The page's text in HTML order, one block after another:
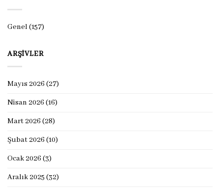
Genel(157)
ARŞIVLER
Mayıs 2026 (27)
Nisan 2026 (16)
Mart 2026 (28)
Şubat 2026 (10)
Ocak 2026 (3)
Aralık 2025 (32)